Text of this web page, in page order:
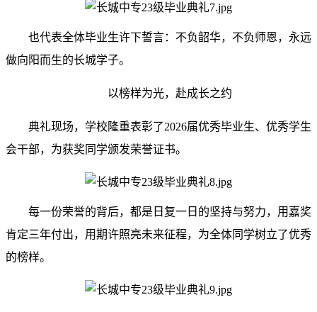
也代表全体毕业生许下誓言：不负韶华，不负师恩，永远
做向阳而生的长城学子。
以榜样为光，赴成长之约
典礼现场，学校隆重表彰了2026届优秀毕业生、优秀学生
会干部，为获奖同学颁发荣誉证书。
每一份荣誉的背后，都是日复一日的坚持与努力，用嘉奖
肯定三年付出，用期许照亮未来征程，为全体同学树立了优秀
的榜样。